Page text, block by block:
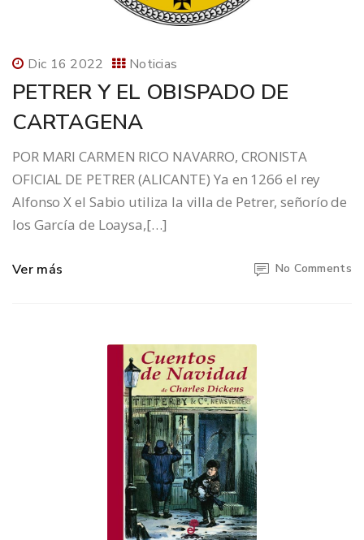
Dic 16 2022 Noticias
PETRER Y EL OBISPADO DE
CARTAGENA
POR MARI CARMEN RICO NAVARRO, CRONISTA
OFICIAL DE PETRER (ALICANTE) Ya en 1266 el rey
Alfonso X el Sabio utiliza la villa de Petrer, señorío de
los García de Loaysa,[…]
Ver más No Comments